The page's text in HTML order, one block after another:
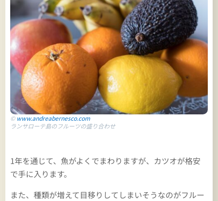
©www.andreabernesco.com
ランサローテ島のフルーツの盛り合わせ
1年を通じて、魚がよくでまわりますが、カツオが格安
で手に入ります。
また、種類が増えて目移りしてしまいそうなのがフルー